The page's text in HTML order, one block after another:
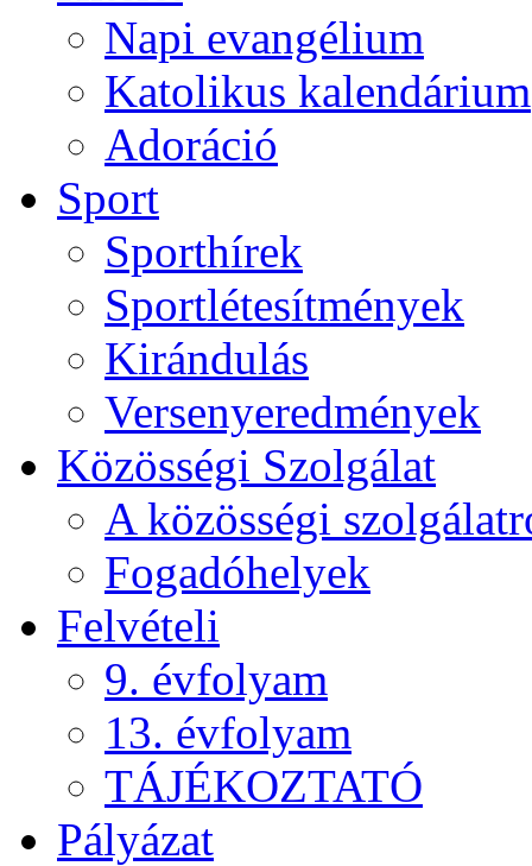
Napi evangélium
Katolikus kalendárium
Adoráció
Sport
Sporthírek
Sportlétesítmények
Kirándulás
Versenyeredmények
Közösségi Szolgálat
A közösségi
Fogadóhelyek
Felvételi
9. évfolyam
13. évfolyam
TÁJÉKOZTATÓ
Pályázat